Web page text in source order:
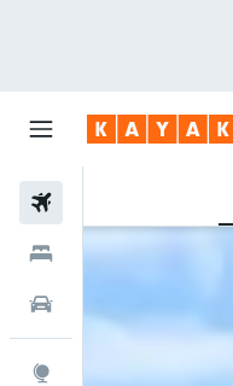
Hoteles